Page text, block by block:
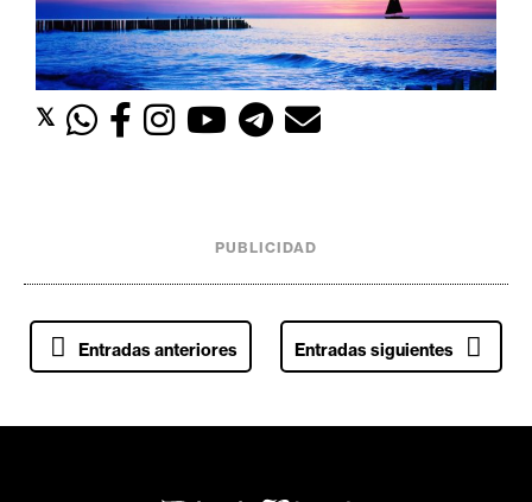
𝕏
PUBLICIDAD
N
a
Entradas anteriores Entradas siguientes